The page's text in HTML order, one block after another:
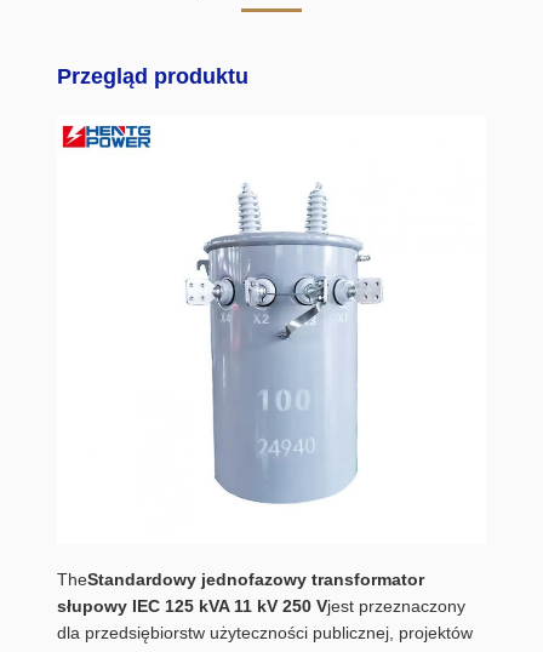
Przegląd produktu
TheStandardowy jednofazowy transformator
słupowy IEC 125 kVA 11 kV 250 Vjest przeznaczony
dla przedsiębiorstw użyteczności publicznej, projektów